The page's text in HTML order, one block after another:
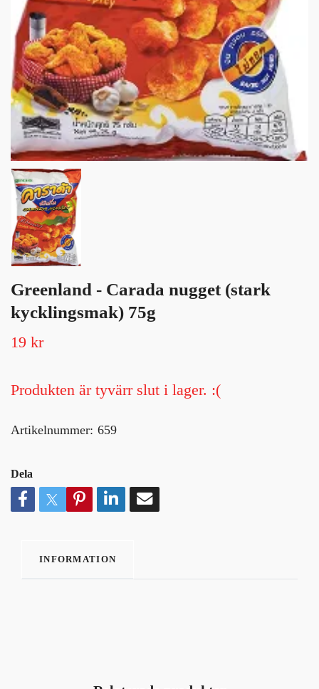
Greenland - Carada nugget (stark
kycklingsmak) 75g
19 kr
Produkten är tyvärr slut i lager. :(
Artikelnummer: 659
Dela
INFORMATION